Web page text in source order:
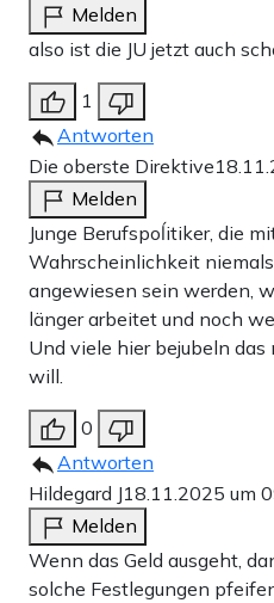
Melden
also ist die JU jetzt auch
1
Antworten
Die oberste Direktive
Melden
Junge Berufspoĺitiker, die
Wahrscheinlichkeit
angewiesen sein werden,
länger arbeitet und noch
Und viele hier bejubeln
will.
0
Antworten
Hildegard J18.11.2025 um
Melden
Wenn das Geld ausgeht,
solche Festlegungen